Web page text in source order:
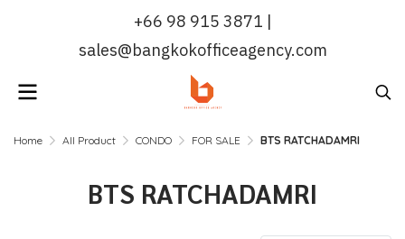
+66 98 915 3871 |
sales@bangkokofficeagency.com
Home All Product CONDO FOR SALE BTS RATCHADAMRI
BTS RATCHADAMRI